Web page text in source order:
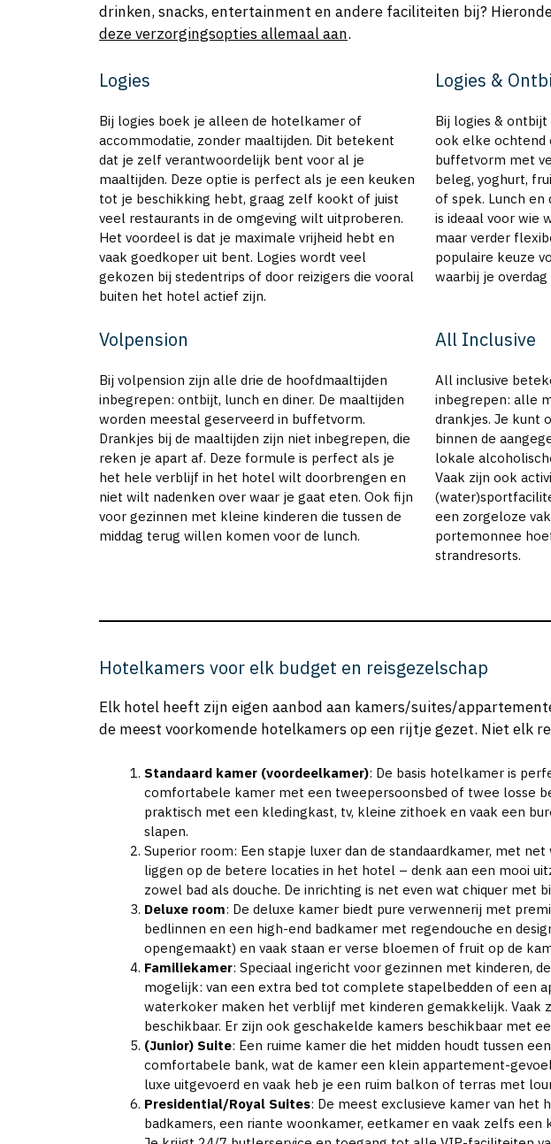
drinken, snacks, entertainment en andere faciliteiten bij?
deze verzorgingsopties allemaal aan.
Logies
Bij logies boek je alleen de hotelkamer of
accommodatie, zonder maaltijden. Dit betekent
dat je zelf verantwoordelijk bent voor al je
maaltijden. Deze optie is perfect als je een keuken
tot je beschikking hebt, graag zelf kookt of juist
veel restaurants in de omgeving wilt uitproberen.
Het voordeel is dat je maximale vrijheid hebt en
vaak goedkoper uit bent. Logies wordt veel
gekozen bij stedentrips of door reizigers die vooral
buiten het hotel actief zijn.
Logies &
Bij logies &
ook elke ochtend
buffetvorm met
beleg, yoghurt,
of spek. Lunch
is ideaal voor wie
maar verder
populaire keuze
waarbij je
Volpension
Bij volpension zijn alle drie de hoofdmaaltijden
inbegrepen: ontbijt, lunch en diner. De maaltijden
worden meestal geserveerd in buffetvorm.
Drankjes bij de maaltijden zijn niet inbegrepen, die
reken je apart af. Deze formule is perfect als je
het hele verblijf in het hotel wilt doorbrengen en
niet wilt nadenken over waar je gaat eten. Ook fijn
voor gezinnen met kleine kinderen die tussen de
middag terug willen komen voor de lunch.
All Inclusive
All inclusive
inbegrepen: alle
drankjes. Je kunt
binnen de
lokale
Vaak zijn ook
een zorgeloze
portemonnee
strandresorts.
Hotelkamers voor elk budget en reisgezelschap
Elk hotel heeft zijn eigen aanbod aan kamers/suites/
de meest voorkomende hotelkamers op een rijtje gezet. Niet elk
Standaard kamer (voordeelkamer): De basis hotelkamer is
comfortabele kamer met een tweepersoonsbed of twee losse
praktisch met een kledingkast, tv, kleine zithoek en vaak een
slapen.
Superior room: Een stapje luxer dan de standaardkamer, met
liggen op de betere locaties in het hotel – denk aan een mooi
zowel bad als douche. De inrichting is net even wat chiquer met
Deluxe room: De deluxe kamer biedt pure verwennerij met
bedlinnen en een high-end badkamer met regendouche en
opengemaakt) en vaak staan er verse bloemen of fruit op de
Familiekamer: Speciaal ingericht voor gezinnen met kinderen,
mogelijk: van een extra bed tot complete stapelbedden of een
waterkoker maken het verblijf met kinderen gemakkelijk. Vaak
beschikbaar. Er zijn ook geschakelde kamers beschikbaar met
(Junior) Suite: Een ruime kamer die het midden houdt tussen
comfortabele bank, wat de kamer een klein appartement-
luxe uitgevoerd en vaak heb je een ruim balkon of terras met
Presidential/Royal Suites: De meest exclusieve kamer van het
badkamers, een riante woonkamer, eetkamer en vaak zelfs